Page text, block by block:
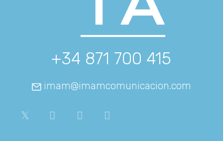
+34 871 700 415
imam@imamcomunicacion.com